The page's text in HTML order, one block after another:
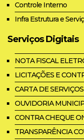
Controle Interno
Infra Estrutura e
Serviços Digitais
NOTA FISCAL
LICITAÇÕES E
CARTA DE SERVIÇOS
OUVIDORIA
CONTRA CHEQUE
TRANSPARÊNCIA